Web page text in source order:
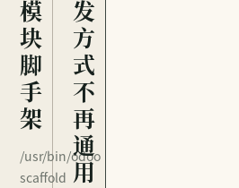
模
块
脚
手
架
/usr/bin/odoo
scaffold
发
方
式
不
再
通
用